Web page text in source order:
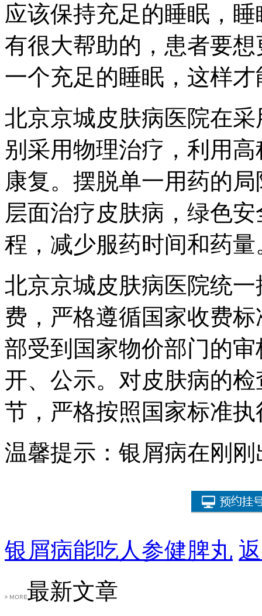
应该保持充足的睡眠，
有很大帮助的，患者要
一个充足的睡眠，这样
北京京城皮肤病医院在
别采用物理治疗，利用
康复。摆脱单一用药的
层面治疗皮肤病，绿色
程，减少服药时间和药量
北京京城皮肤病医院统
费，严格遵循国家收费
部受到国家物价部门的
开、公示。对皮肤病的
节，严格按照国家标准
温馨提示：银屑病在刚刚
银屑病能吃人参健脾丸
最新文章